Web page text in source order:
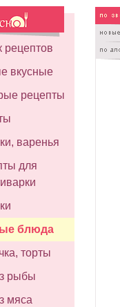
рецептов
вкусные
рецепты
варенья
для
блюда
торты
рыбы
мяса